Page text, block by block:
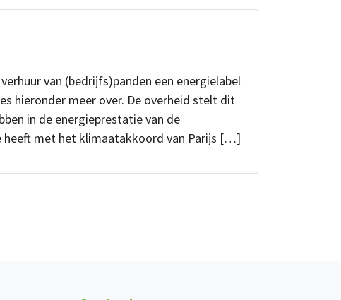
van (bedrijfs)panden een energielabel
hieronder meer over. De overheid stelt dit
in de energieprestatie van de
heeft met het klimaatakkoord van Parijs […]